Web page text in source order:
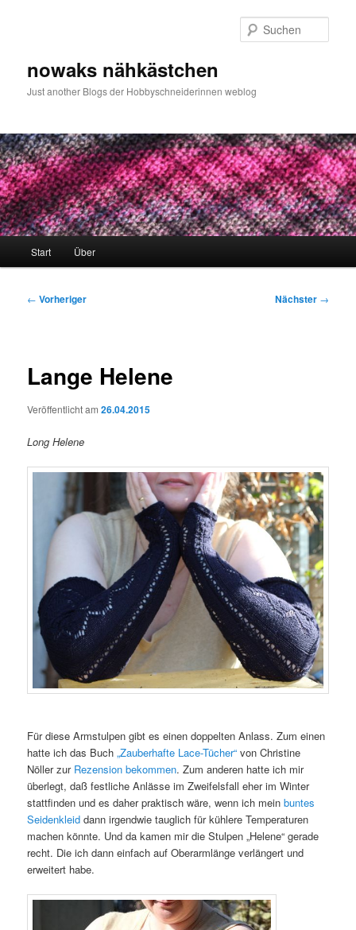
nowaks nähkästchen
Just another Blogs der Hobbyschneiderinnen weblog
Start Über
Beitragsnavigation
← Vorheriger Nächster →
Lange Helene
Veröffentlicht am26.04.2015
Long Helene
Für diese Armstulpen gibt es einen doppelten Anlass. Zum einen
hatte ich das Buch„Zauberhafte Lace-Tücher“ von Christine
Nöller zur Rezension bekommen. Zum anderen hatte ich mir
überlegt, daß festliche Anlässe im Zweifelsfall eher im Winter
stattfinden und es daher praktisch wäre, wenn ich meinbuntes
Seidenkleid dann irgendwie tauglich für kühlere Temperaturen
machen könnte. Und da kamen mir die Stulpen „Helene“ gerade
recht. Die ich dann einfach auf Oberarmlänge verlängert und
erweitert habe.